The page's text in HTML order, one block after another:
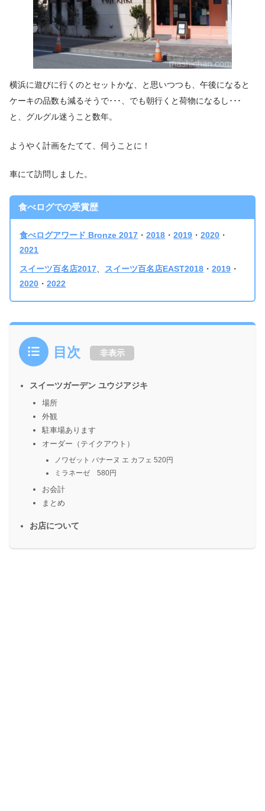
横浜に遊びに行くのとセットかな、と思いつつも、午後になると
ケーキの品数も減るそうで･･･、でも朝行くと荷物になるし･･･
と、グルグル迷うこと数年。
ようやく計画をたてて、伺うことに！
車にて訪問しました。
食べログでの受賞歴
食べログアワード Bronze 2017 ・2018 ・2019 ・2020 ・
2021
スイーツ百名店2017、 スイーツ百名店EAST2018 ・2019 ・
2020 ・2022
目次 非表示
スイーツガーデン ユウジアジキ
場所
外観
駐車場あります
オーダー（テイクアウト）
ノワゼット バナーヌ エ カフェ 520円
ミラネーゼ 580円
お会計
まとめ
お店について